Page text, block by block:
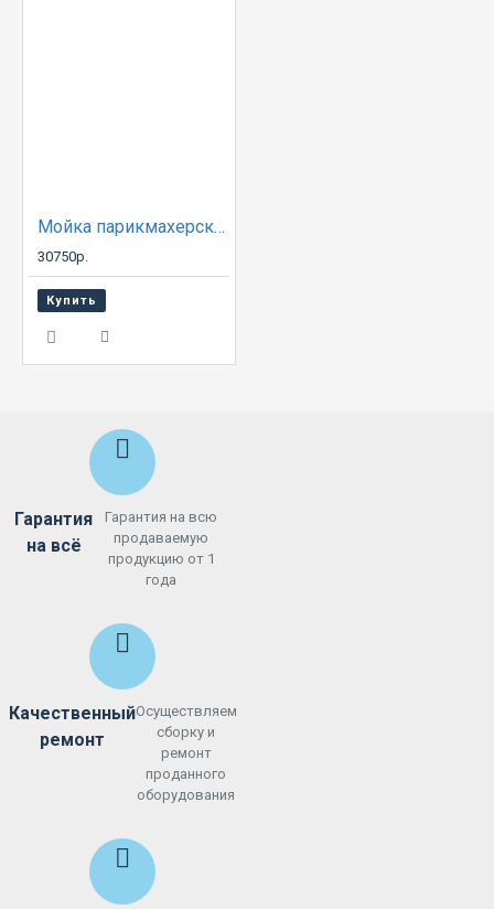
Мойка парикмахерская ДАСТИ с креслом КАСАТКА
30750р.
Купить
Гарантия
на всё
Гарантия на всю
продаваемую
продукцию от 1
года
Качественный
ремонт
Осуществляем
сборку и
ремонт
проданного
оборудования